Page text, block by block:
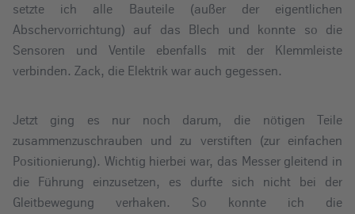
setzte ich alle Bauteile (außer der eigentlichen
Abschervorrichtung) auf das Blech und konnte so die
Sensoren und Ventile ebenfalls mit der Klemmleiste
verbinden. Zack, die Elektrik war auch gegessen.
Jetzt ging es nur noch darum, die nötigen Teile
zusammenzuschrauben und zu verstiften (zur einfachen
Positionierung). Wichtig hierbei war, das Messer gleitend in
die Führung einzusetzen, es durfte sich nicht bei der
Gleitbewegung verhaken. So konnte ich die